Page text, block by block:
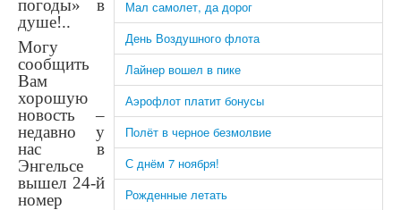
Мал самолет, да дорог
День Воздушного флота
Лайнер вошел в пике
Аэрофлот платит бонусы
Полёт в черное безмолвие
С днём 7 ноября!
Рожденные летать
погоды» в
душе!..
Могу
сообщить
Вам
хорошую
новость –
недавно у
нас в
Энгельсе
вышел 24-й
номер